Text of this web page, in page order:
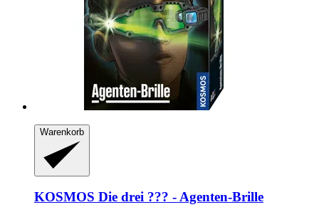
Warenkorb
KOSMOS Die drei ??? -​ Agenten-​Brille